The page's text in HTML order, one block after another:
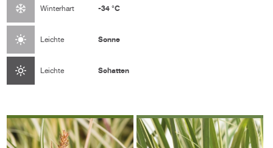
Winterhart -34 °C
Leichte Sonne
Leichte Schatten